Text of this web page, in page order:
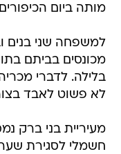
מותה ביום
למשפחה שני בנים
מכונסים בביתם
בלילה. לדברי
לא פשוט לאבד
מעיריית בני ברק
חשמלי לסגירת